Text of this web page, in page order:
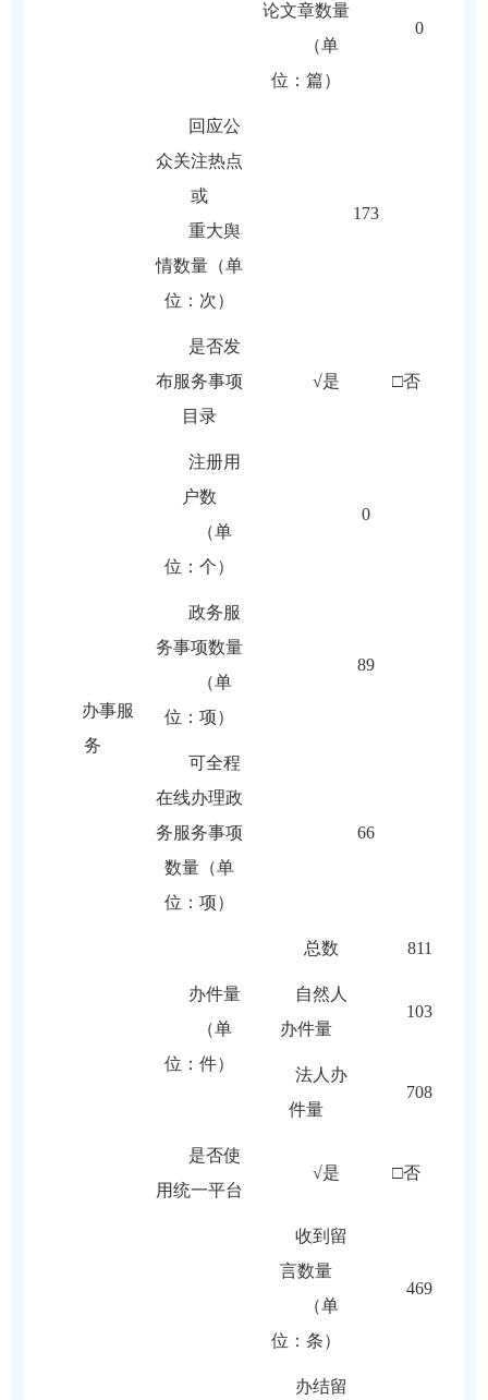
论文章数量
（单
位：篇）
0
回应公
众关注热点
或
重大舆
情数量（单
位：次）
173
办事服
务
是否发
布服务事项
目录
√是 □否
注册用
户数
（单
位：个）
0
政务服
务事项数量
（单
位：项）
89
可全程
在线办理政
务服务事项
数量（单
位：项）
66
办件量
（单
位：件）
总数 811
自然人
办件量
103
法人办
件量
708
是否使
用统一平台
√是 □否
收到留
言数量
（单
位：条）
469
办结留